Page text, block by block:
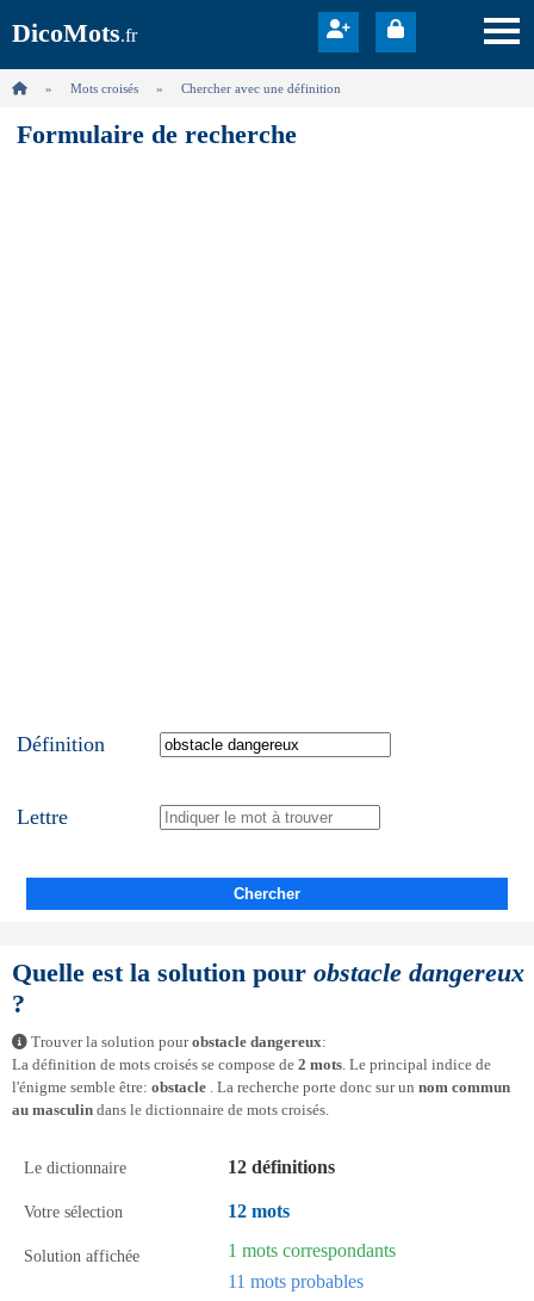
DicoMots.fr
Mots croisés Chercher avec une définition
Formulaire de recherche
Définition
Lettre
Chercher
Quelle est la solution pour obstacle dangereux
?
Trouver la solution pourobstacle dangereux:
La définition de mots croisés se compose de 2 mots. Le principal indice de
l'énigme semble être: obstacle . La recherche porte donc sur un nom commun
au masculin dans le dictionnaire de mots croisés.
Le dictionnaire 12 définitions
Votre sélection 12 mots
Solution affichée
1 mots correspondants
11 mots probables